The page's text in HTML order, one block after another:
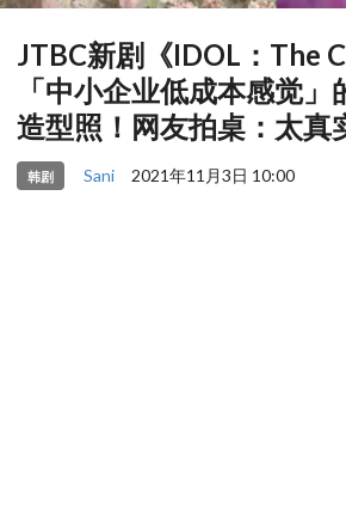
JTBC新剧《IDOL：The
「中小企业低成本感觉
造型照！网友拍桌：太真
韩剧 Sani 2021年11月3日 10:00